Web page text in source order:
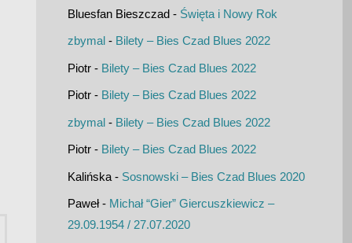
Bluesfan Bieszczad- Święta i Nowy Rok
zbymal- Bilety – Bies Czad Blues 2022
Piotr- Bilety – Bies Czad Blues 2022
Piotr- Bilety – Bies Czad Blues 2022
zbymal- Bilety – Bies Czad Blues 2022
Piotr- Bilety – Bies Czad Blues 2022
Kalińska- Sosnowski – Bies Czad Blues 2020
Paweł- Michał “Gier” Giercuszkiewicz –
29.09.1954 / 27.07.2020